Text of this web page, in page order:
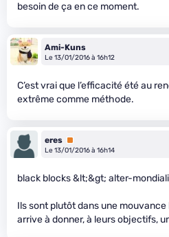
besoin de ça en ce moment.
Ami-Kuns
Le 13/01/2016 à 16h12
C’est vrai que l’efficacité été au
extrême comme méthode.
eres Premium
Le 13/01/2016 à 16h14
black blocks &lt;&gt; alter-
Ils sont plutôt dans une mouvance
arrive à donner, à leurs objectifs,